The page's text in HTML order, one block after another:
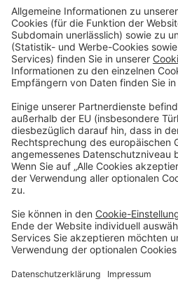
Sparen & Finanzieren
Priority
Über UnsKarrierePresse
SEPA-
Geschäftsbedingungen Einlagensicherung
Cookie-